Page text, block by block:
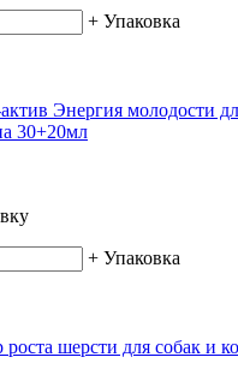
+ Упаковка
Энергия молодости
30+20мл
+ Упаковка
шерсти для собак и